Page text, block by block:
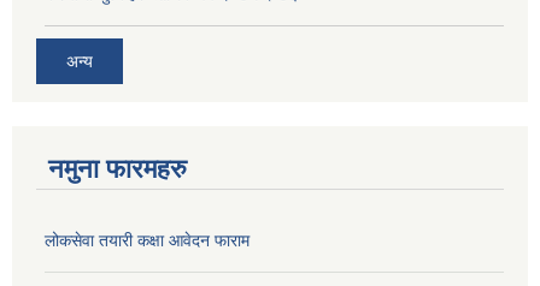
अन्य
नमुना फारमहरु
लोकसेवा तयारी कक्षा आवेदन फाराम